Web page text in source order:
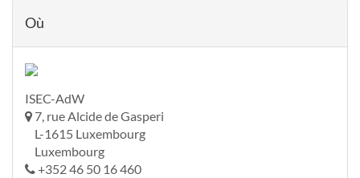
Où
ISEC-AdW
7, rue Alcide de Gasperi
L-1615 Luxembourg
Luxembourg
+352 46 50 16 460